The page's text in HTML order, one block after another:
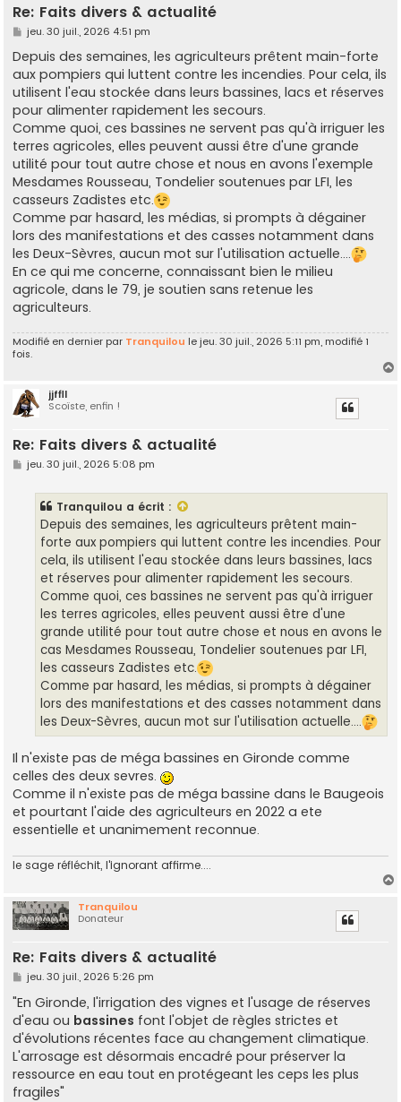
Re: Faits divers & actualité
M
e
s
s
a
g
e
jeu. 30 juil., 2026 4:51 pm
Depuis des semaines, les agriculteurs prêtent main-forte
aux pompiers qui luttent contre les incendies. Pour cela, ils
utilisent l'eau stockée dans leurs bassines, lacs et réserves
pour alimenter rapidement les secours.
Comme quoi, ces bassines ne servent pas qu'à irriguer les
terres agricoles, elles peuvent aussi être d'une grande
utilité pour tout autre chose et nous en avons l'exemple
Mesdames Rousseau, Tondelier soutenues par LFI, les
casseurs Zadistes etc.
Comme par hasard, les médias, si prompts à dégainer
lors des manifestations et des casses notamment dans
les Deux-Sèvres, aucun mot sur l'utilisation actuelle....
En ce qui me concerne, connaissant bien le milieu
agricole, dans le 79, je soutien sans retenue les
agriculteurs.
Modifié en dernier par Tranquilou le jeu. 30 juil., 2026 5:11 pm, modifié 1
fois.
jjffll
Scoïste, enfin !
Re: Faits divers & actualité
M
e
jeu. 30 juil., 2026 5:08 pm
Tranquilou a écrit :
Depuis des semaines, les agriculteurs prêtent main-
forte aux pompiers qui luttent contre les incendies. Pour
cela, ils utilisent l'eau stockée dans leurs bassines, lacs
et réserves pour alimenter rapidement les secours.
Comme quoi, ces bassines ne servent pas qu'à irriguer
les terres agricoles, elles peuvent aussi être d'une
grande utilité pour tout autre chose et nous en avons le
cas Mesdames Rousseau, Tondelier soutenues par LFI,
les casseurs Zadistes etc.
Comme par hasard, les médias, si prompts à dégainer
lors des manifestations et des casses notamment dans
les Deux-Sèvres, aucun mot sur l'utilisation actuelle....
Il n'existe pas de méga bassines en Gironde comme
celles des deux sevres.
Comme il n'existe pas de méga bassine dans le Baugeois
et pourtant l'aide des agriculteurs en 2022 a ete
essentielle et unanimement reconnue.
le sage réfléchit, l'ignorant affirme....
Tranquilou
Donateur
Re: Faits divers & actualité
M
e
s
s
a
g
e
jeu. 30 juil., 2026 5:26 pm
"En Gironde, l'irrigation des vignes et l'usage de réserves
d'eau ou bassines font l'objet de règles strictes et
d'évolutions récentes face au changement climatique.
L'arrosage est désormais encadré pour préserver la
ressource en eau tout en protégeant les ceps les plus
fragiles"